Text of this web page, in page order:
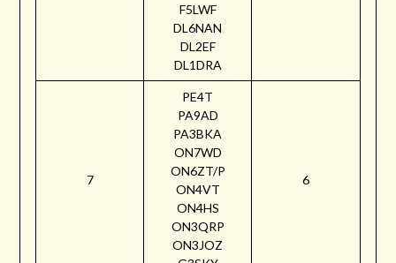
F5LWF
DL6NAN
DL2EF
DL1DRA
7
PE4T
PA9AD
PA3BKA
ON7WD
ON6ZT/P
ON4VT
ON4HS
ON3QRP
ON3JOZ
6